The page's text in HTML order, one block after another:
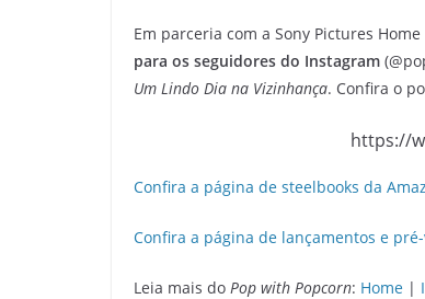
Em parceria com a Sony Pictures
para os seguidores do Instagram
Um Lindo Dia na Vizinhança. Confira o
https://
Confira a página de steelbooks da
Confira a página de lançamentos e
Leia mais do Pop with Popcorn: Home |